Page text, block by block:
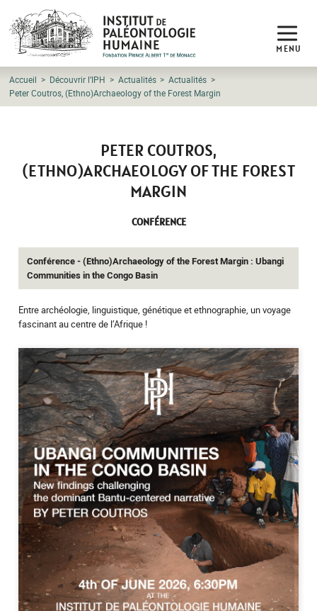
MENU
Accueil Découvrir l’IPH Actualités
Actualités
Peter Coutros, (Ethno)Archaeology of the Forest Margin
PETER COUTROS,
(ETHNO)ARCHAEOLOGY OF THE FOREST
MARGIN
CONFÉRENCE
Conférence - (Ethno)Archaeology of the Forest Margin : Ubangi
Communities in the Congo Basin
Entre archéologie, linguistique, génétique et ethnographie, un voyage
fascinant au centre de l’Afrique !